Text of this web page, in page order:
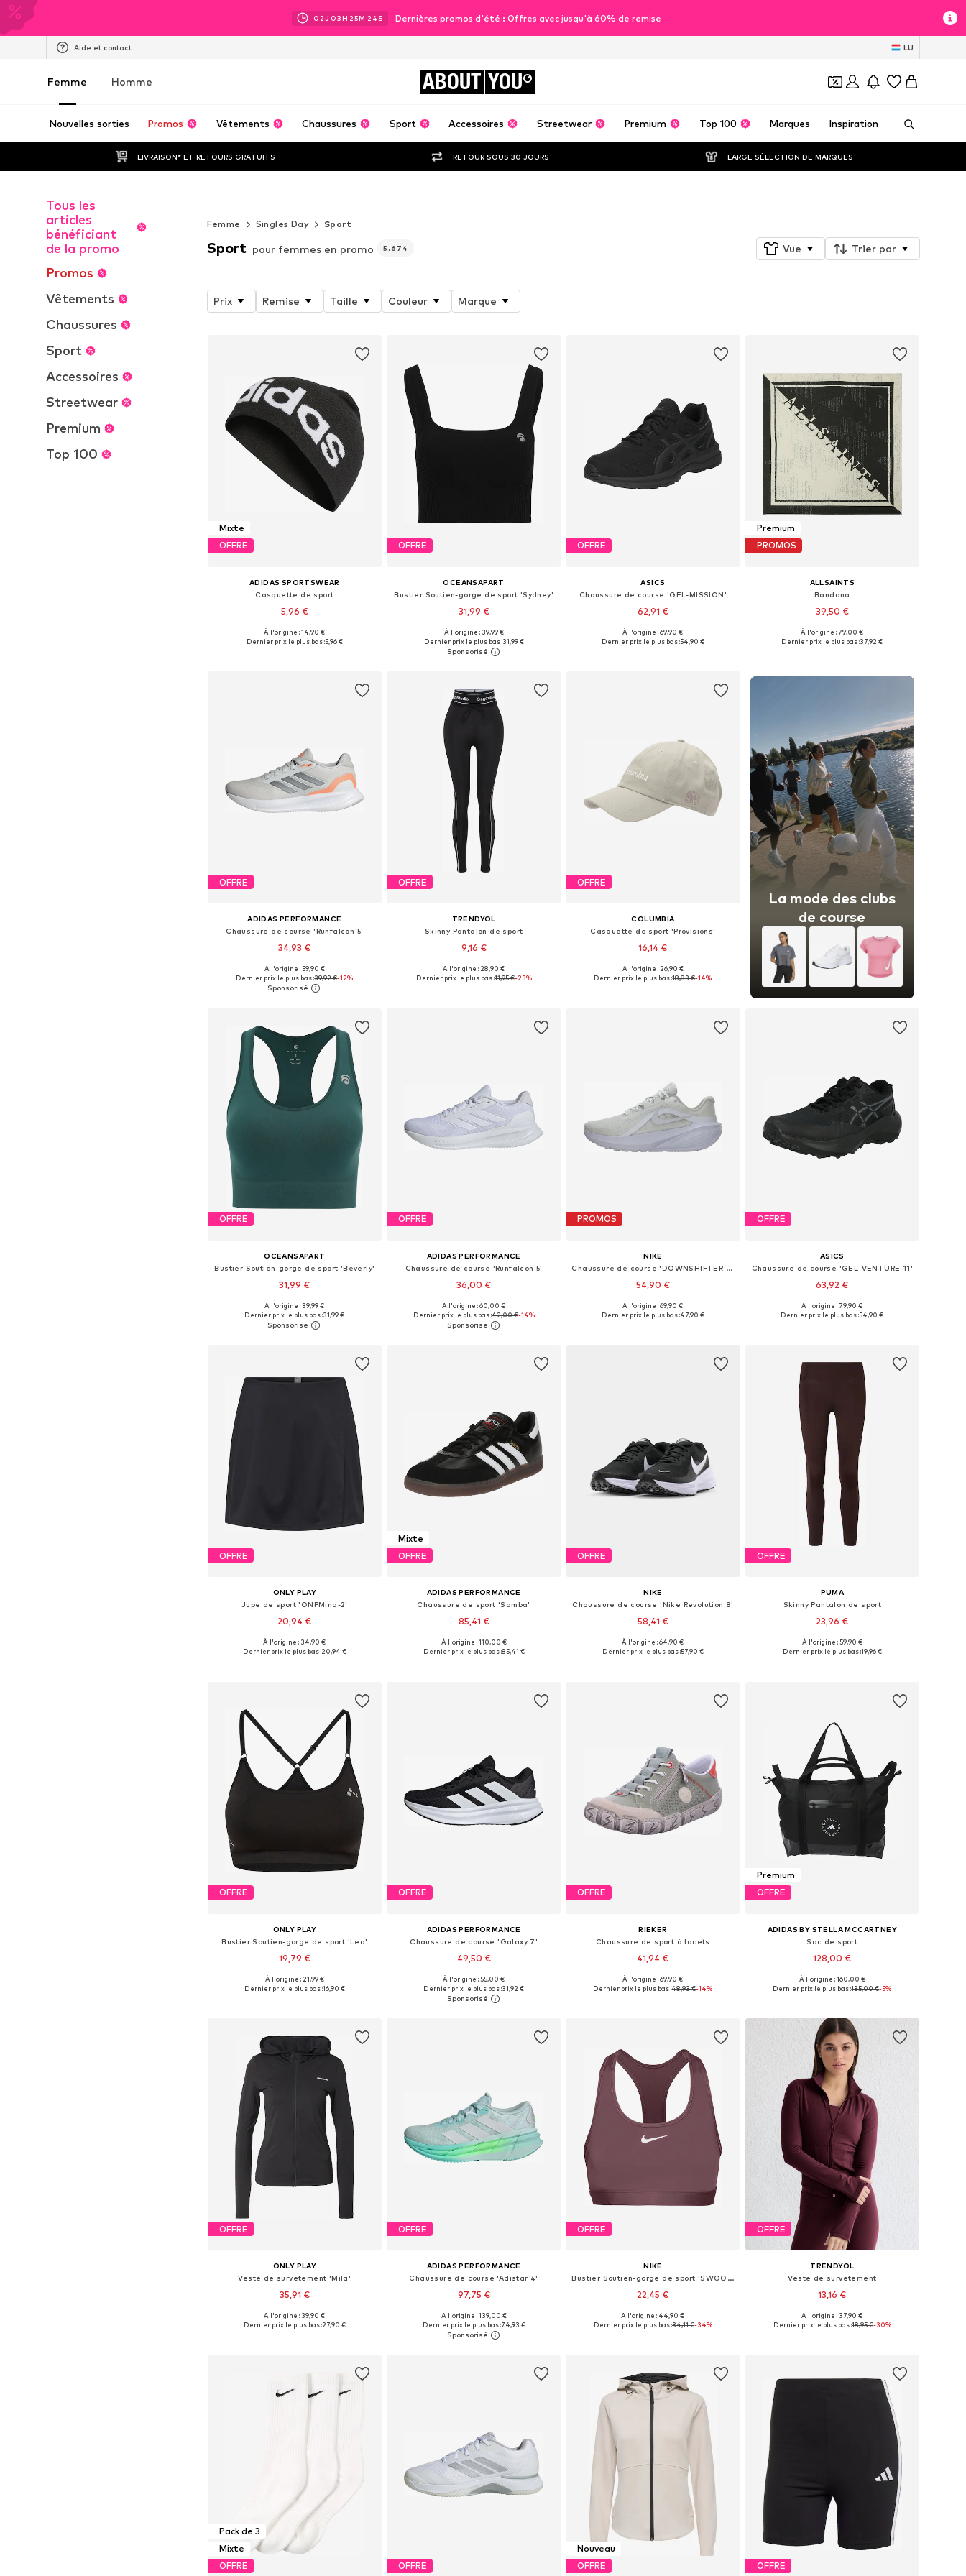
02J 03H 25M 21 S Dernières promos d'été : Offres avec jusqu'à 60% de remise
Aide et contact LU
Femme Homme ABOUT YOU
Nouvelles sorties Promos Vêtements Chaussures Sport Accessoires Streetwear Premium Top 100 Marques Inspiration
LIVRAISON* ET RETOURS GRATUITS RETOUR SOUS 30 JOURS LARGE SÉLECTION DE MARQUES
Tous les
articles
bénéficiant
de la promo
Promos
Vêtements
Chaussures
Sport
Accessoires
Streetwear
Premium
Top 100
Femme
Singles Day Sport
Sport pour femmes en promo 5.674 Vue Trier par
Prix Remise Taille Couleur Marque
Mixte
OFFRE
ADIDAS SPORTSWEAR
Casquette de sport
5,96 €
Tailles disponibles: 58-59
À l'origine : 14,90 €
Dernier prix le plus bas :5,96 €
OFFRE
OCEANSAPART
Bustier Soutien-gorge de sport 'Sydney'
31,99 €
Tailles disponibles: XS, S, M, L, XL, XXL
Ajouter au panier
À l'origine : 39,99 €
Dernier prix le plus bas :31,99 €
OFFRE
ASICS
Chaussure de course 'GEL-MISSION'
62,91 €
Disponible en plusieurs tailles
À l'origine : 69,90 €
Dernier prix le plus bas :54,90 €
Premium
PROMOS
ALLSAINTS
Bandana
39,50 €
Tailles disponibles: One Size
À l'origine : 79,00 €
Dernier prix le plus bas :37,92 €
OFFRE
ADIDAS PERFORMANCE
Chaussure de course 'Runfalcon 5'
34,93 €
+6
Disponible en plusieurs tailles
Ajouter au panier
À l'origine : 59,90 €
Dernier prix le plus bas :39,92 €-12%
OFFRE
TRENDYOL
Skinny Pantalon de sport
9,16 €
Tailles disponibles: XS, S, M, L
À l'origine : 28,90 €
Dernier prix le plus bas :11,95 €-23%
OFFRE
COLUMBIA
Casquette de sport 'Provisions'
16,14 €
Tailles disponibles: 55-60
À l'origine : 26,90 €
Dernier prix le plus bas :18,83 €-14%
La mode des clubs
de course
OFFRE
OCEANSAPART
Bustier Soutien-gorge de sport 'Beverly'
31,99 €
Tailles disponibles: XS, S, M, L, XL
Ajouter au panier
À l'origine : 39,99 €
Dernier prix le plus bas :31,99 €
OFFRE
ADIDAS PERFORMANCE
Chaussure de course 'Runfalcon 5'
36,00 €
+5
Disponible en plusieurs tailles
Ajouter au panier
À l'origine : 60,00 €
Dernier prix le plus bas :42,00 €-14%
PROMOS
NIKE
Chaussure de course 'DOWNSHIFTER 14'
54,90 €
Disponible en plusieurs tailles
À l'origine : 69,90 €
Dernier prix le plus bas :47,90 €
OFFRE
ASICS
Chaussure de course 'GEL-VENTURE 11'
63,92 €
+1
Disponible en plusieurs tailles
À l'origine : 79,90 €
Dernier prix le plus bas :54,90 €
OFFRE
ONLY PLAY
Jupe de sport 'ONPMina-2'
20,94 €
Tailles disponibles: 34, 36, 38, 40
À l'origine : 34,90 €
Dernier prix le plus bas :20,94 €
Mixte
OFFRE
ADIDAS PERFORMANCE
Chaussure de sport 'Samba'
85,41 €
Disponible en plusieurs tailles
À l'origine : 110,00 €
Dernier prix le plus bas :85,41 €
OFFRE
NIKE
Chaussure de course 'Nike Revolution 8'
58,41 €
+2
Disponible en plusieurs tailles
À l'origine : 64,90 €
Dernier prix le plus bas :57,90 €
OFFRE
PUMA
Skinny Pantalon de sport
23,96 €
Tailles disponibles: XS, S, M, L, XL
À l'origine : 59,90 €
Dernier prix le plus bas :19,96 €
OFFRE
ONLY PLAY
Bustier Soutien-gorge de sport 'Lea'
19,79 €
Tailles disponibles: S, M, L
À l'origine : 21,99 €
Dernier prix le plus bas :16,90 €
OFFRE
ADIDAS PERFORMANCE
Chaussure de course 'Galaxy 7'
49,50 €
+3
Disponible en plusieurs tailles
Ajouter au panier
À l'origine : 55,00 €
Dernier prix le plus bas :31,92 €
OFFRE
RIEKER
Chaussure de sport à lacets
41,94 €
Tailles disponibles: 36, 38, 39, 40, 42
À l'origine : 69,90 €
Dernier prix le plus bas :48,93 €-14%
Premium
OFFRE
ADIDAS BY STELLA MCCARTNEY
Sac de sport
128,00 €
Tailles disponibles: One Size
À l'origine : 160,00 €
Dernier prix le plus bas :135,00 €-5%
OFFRE
ONLY PLAY
Veste de survêtement 'Mila'
35,91 €
Tailles disponibles: XS, S, M, L, XL
À l'origine : 39,90 €
Dernier prix le plus bas :27,90 €
OFFRE
ADIDAS PERFORMANCE
Chaussure de course 'Adistar 4'
97,75 €
Disponible en plusieurs tailles
Ajouter au panier
À l'origine : 139,00 €
Dernier prix le plus bas :74,93 €
OFFRE
NIKE
Bustier Soutien-gorge de sport 'SWOOSH'
22,45 €
Tailles disponibles: XS, M, L, XL
À l'origine : 44,90 €
Dernier prix le plus bas :34,11 €-34%
OFFRE
TRENDYOL
Veste de survêtement
13,16 €
Tailles disponibles: S, M, L, XL
À l'origine : 37,90 €
Dernier prix le plus bas :18,95 €-30%
Pack de 3
Mixte
OFFRE
OFFRE
Nouveau
OFFRE
OFFRE